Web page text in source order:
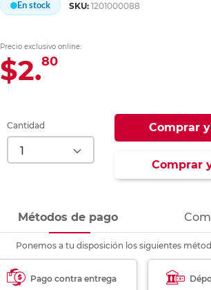
Ver más
Ver más
Ver más
Ver más
En stock SKU: 1201000088
Precio exclusivo online:
$2.80
Cantidad Comprar
Comprar
Métodos de pago
Ponemos a tu disposición los siguientes
Pago contra entrega